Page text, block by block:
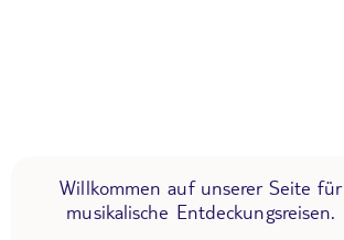
Willkommen auf unserer Seite für
musikalische Entdeckungsreisen.